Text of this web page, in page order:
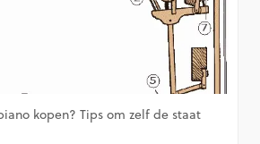
kopen? Tips om zelf de staat